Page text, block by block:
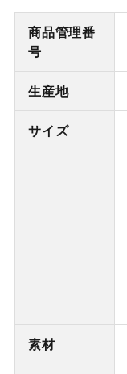
商品管理番
号
生産地
サイズ
素材